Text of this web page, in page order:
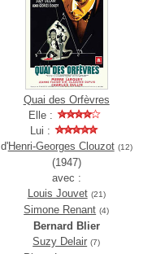
Quai des Orfèvres
Elle :
Lui :
d'Henri-Georges Clouzot (12)
(1947)
avec :
Louis Jouvet (21)
Simone Renant (4)
Bernard Blier
Suzy Delair (7)